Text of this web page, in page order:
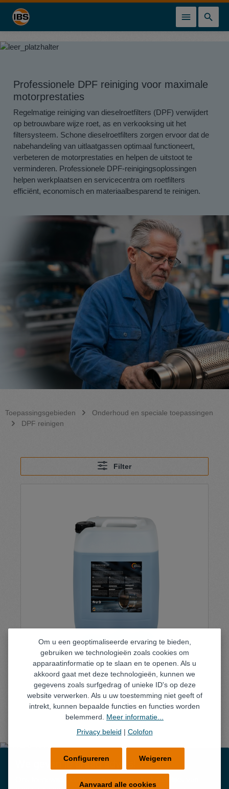
Professionele DPF reiniging voor maximale
motorprestaties
Regelmatige reiniging van dieselroetfilters (DPF) verwijdert
op betrouwbare wijze roet, as en verkooksing uit het
filtersysteem. Schone dieselroetfilters zorgen ervoor dat de
nabehandeling van uitlaatgassen optimaal functioneert,
verbeteren de motorprestaties en helpen de uitstoot te
verminderen. Professionele DPF-reinigingsoplossingen
helpen werkplaatsen en servicecentra om roetfilters
efficiënt, economisch en materiaalbesparend te reinigen.
Toepassingsgebieden
Onderhoud en speciale toepassingen
DPF reinigen
Filter
IBS-Spezialreiniger DPF
We geven je graag advies!
Ons toegewijde klantenserviceteam staat dagelijks van
Om u een geoptimaliseerde ervaring te bieden,
gebruiken we technologieën zoals cookies om
apparaatinformatie op te slaan en te openen. Als u
akkoord gaat met deze technologieën, kunnen we
gegevens zoals surfgedrag of unieke ID's op deze
website verwerken. Als u uw toestemming niet geeft of
intrekt, kunnen bepaalde functies en functies worden
belemmerd. Meer informatie...
Privacy beleid | Colofon
Weigeren
Configureren
Aanvaard alle cookies